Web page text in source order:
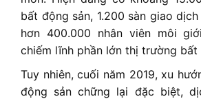
bất động sản, 1.200 sàn giao
hơn 400.000 nhân viên môi
chiếm lĩnh phần lớn thị trường bất
Tuy nhiên, cuối năm 2019, xu
động sản chững lại đặc biệt,